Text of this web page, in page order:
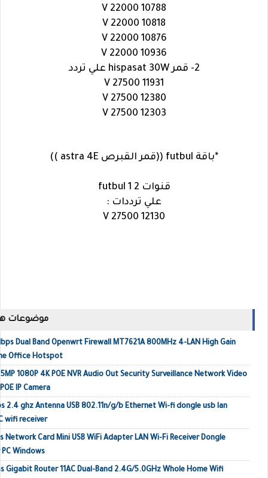
10788 V 22000
10818 V 22000
10876 V 22000
10936 V 22000
2- قمر hispasat 30W علي تردد
11931 V 27500
12380 V 27500
12303 V 27500
*باقة futbul ((قمر القبرص astra 4E ))
قنوات futbul 1 2
علي ترددات :
12130 V 27500
موضوعات
Dual Band Openwrt Firewall MT7621A 800MHz 4-LAN High Gain
Office Hotspot
1080P 4K POE NVR Audio Out Security Surveillance Network Video
IP Camera
2.4 ghz Antenna USB 802.11n/g/b Ethernet Wi-fi dongle usb lan
wifi receiver
Network Card Mini USB WiFi Adapter LAN Wi-Fi Receiver Dongle
Windows
Gigabit Router 11AC Dual-Band 2.4G/5.0GHz Whole Home Wifi